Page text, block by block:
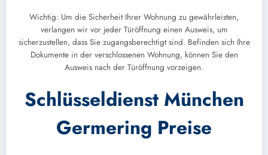
Wichtig: Um die Sicherheit Ihrer Wohnung zu gewährleisten,
verlangen wir vor jeder Türöffnung einen Ausweis, um
sicherzustellen, dass Sie zugangsberechtigt sind. Befinden sich Ihre
Dokumente in der verschlossenen Wohnung, können Sie den
Ausweis nach der Türöffnung vorzeigen.
Schlüsseldienst München
Germering Preise